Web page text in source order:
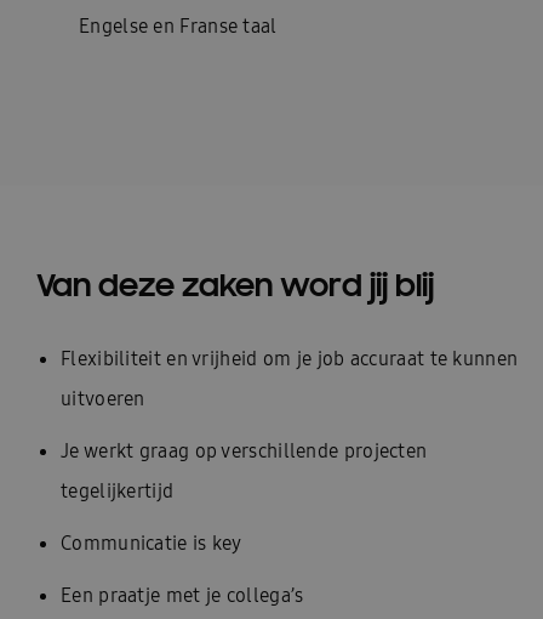
Engelse en Franse taal
Van deze zaken word jij blij
Flexibiliteit en vrijheid om je job accuraat te kunnen
uitvoeren
Je werkt graag op verschillende projecten
tegelijkertijd
Communicatie is key
Een praatje met je collega’s